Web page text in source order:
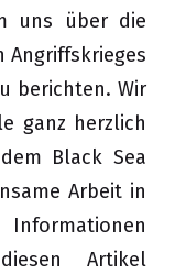
uns über die
Angriffskrieges
berichten. Wir
ganz herzlich
Black Sea
Arbeit in
Artikel